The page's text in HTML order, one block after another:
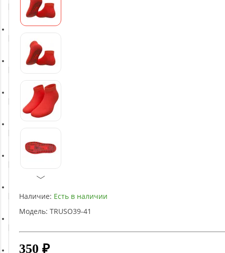
Оборудование для настольного тенниса
Батуты
Баскетбольное оборудование
Массажное оборудование
Игротека
Детское оборудование
Рукоятки и тяги
Наличие: Есть в наличии
Модель: TRUSO39-41
350 ₽